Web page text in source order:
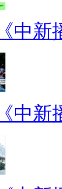
教师
多质
一些
原市三
做，我
是否
观察的
教师
家庭
中新
中新